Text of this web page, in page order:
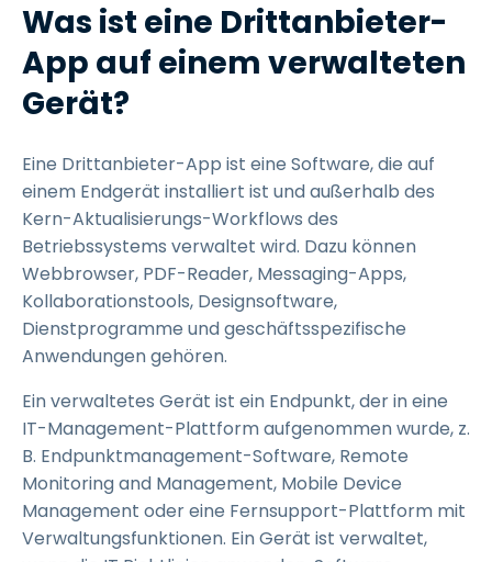
Was ist eine Drittanbieter-
App auf einem verwalteten
Gerät?
Eine Drittanbieter-App ist eine Software, die auf
einem Endgerät installiert ist und außerhalb des
Kern-Aktualisierungs-Workflows des
Betriebssystems verwaltet wird. Dazu können
Webbrowser, PDF-Reader, Messaging-Apps,
Kollaborationstools, Designsoftware,
Dienstprogramme und geschäftsspezifische
Anwendungen gehören.
Ein verwaltetes Gerät ist ein Endpunkt, der in eine
IT-Management-Plattform aufgenommen wurde, z.
B. Endpunktmanagement-Software, Remote
Monitoring and Management, Mobile Device
Management oder eine Fernsupport-Plattform mit
Verwaltungsfunktionen. Ein Gerät ist verwaltet,